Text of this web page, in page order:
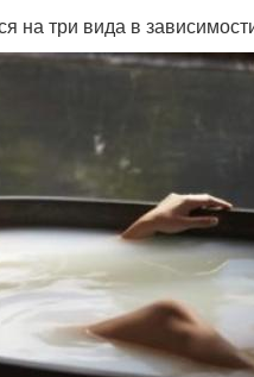
три вида в